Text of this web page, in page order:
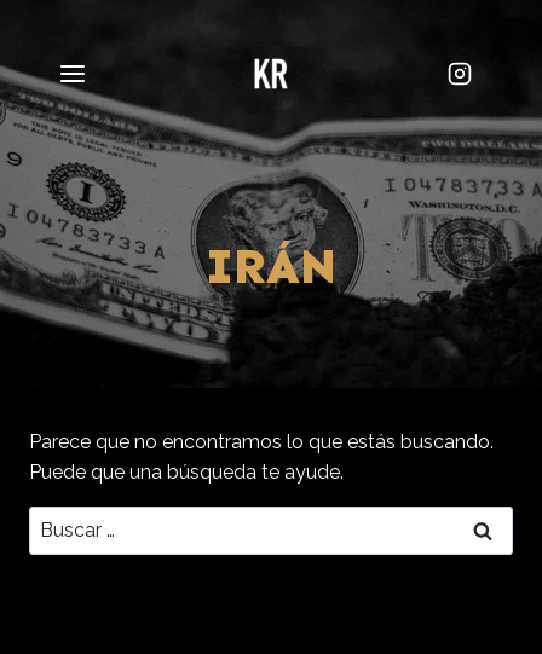
contenido
IRÁN
Parece que no encontramos lo que estás buscando.
Puede que una búsqueda te ayude.
Buscar: